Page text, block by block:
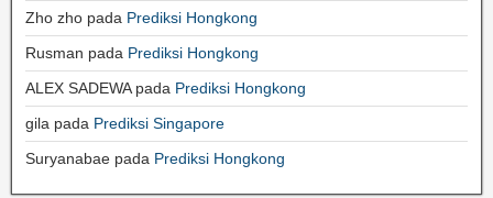
Zho zho pada Prediksi Hongkong
Rusman pada Prediksi Hongkong
ALEX SADEWApada Prediksi Hongkong
gila pada Prediksi Singapore
Suryanabae pada Prediksi Hongkong